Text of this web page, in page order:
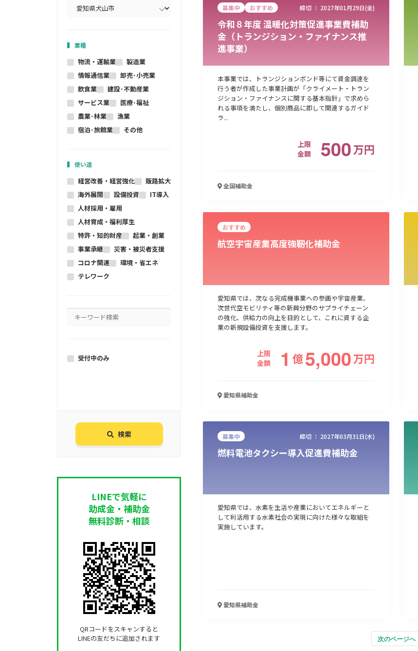
業種
物流・運輸業
製造業
情報通信業
卸売･小売業
飲食業
建設･不動産業
サービス業
医療･福祉
農業･林業
漁業
宿泊･旅館業
その他
使い道
経営改善・経営強化
販路拡大
海外展開
設備投資
IT導入
人材採用・雇用
人材育成・福利厚生
特許・知的財産
起業・創業
事業承継
災害・被災者支援
コロナ関連
環境・省エネ
テレワーク
受付中のみ
検索
LINEで気軽に
助成金・補助金
無料診断・相談
QRコードをスキャンすると
LINEの友だちに追加されます
募集中 おすすめ 締切 ： 2027年01月29日(金)
令和８年度 温暖化対策促進事業費補助
金（トランジション・ファイナンス推
進事業）
本事業では、トランジションボンド等にて資金調達を
行う者が作成した事業計画が「クライメート・トラン
ジション・ファイナンスに関する基本指針」で求めら
れる事項を満たし、個別商品に即して関連するガイド
ラ...
上限
金額
500万円
全国補助金
おすすめ
航空宇宙産業高度強靭化補助金
愛知県では、次なる完成機事業への参画や宇宙産業、
次世代空モビリティ等の新興分野のサプライチェーン
の強化、供給力の向上を目的として、これに資する企
業の新規設備投資を支援します。​
上限
金額
1 億5,000万円
愛知県補助金
募集中 締切 ： 2027年03月31日(水)
燃料電池タクシー導入促進費補助金
愛知県では、水素を生活や産業においてエネルギーと
して利活用する水素社会の実現に向けた様々な取組を
実施しています。
愛知県補助金
次のページへ